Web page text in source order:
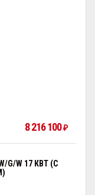
8 216 100₽
G/W 17 КВТ (С